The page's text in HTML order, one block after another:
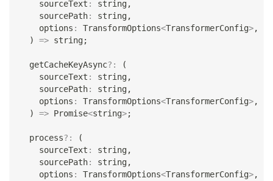
    sourceText
: string,
    sourcePath
: string,
    options
: TransformOptions<TransformerConfig>,
)
=> string;
  getCacheKeyAsync
? :
(
    sourceText
: string,
    sourcePath
: string,
    options
: TransformOptions<TransformerConfig>,
)
=> Promise<string>;
  process
? :
(
    sourceText
: string,
    sourcePath
: string,
    options
: TransformOptions<TransformerConfig>,